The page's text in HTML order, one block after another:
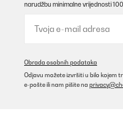
narudžbu minimalne vrijednosti 100
Obrada osobnih podataka
Odjavu možete izvršiti u bilo kojem
e-pošte ili nam pišite na